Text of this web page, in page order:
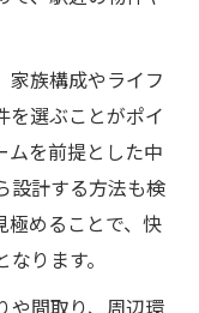
アを実現する
定のポイント
の比較方法
の見極め方
る影響を知る
家族構成やライフ
を選ぶことがポイ
ムを前提とした中
設計する方法も検
極めることで、快
ります。
や間取り、周辺環